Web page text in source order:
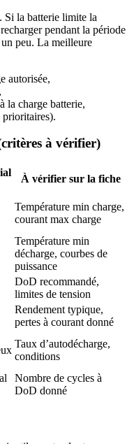
Si la batterie limite la
pendant la période
peu. La meilleure
autorisée,
la charge batterie,
prioritaires).
à vérifier)
À vérifier sur la fiche
Température min charge,
courant max charge
Température min
décharge, courbes de
puissance
DoD recommandé,
limites de tension
Rendement typique,
pertes à courant donné
Taux d’autodécharge,
conditions
Nombre de cycles à
DoD donné